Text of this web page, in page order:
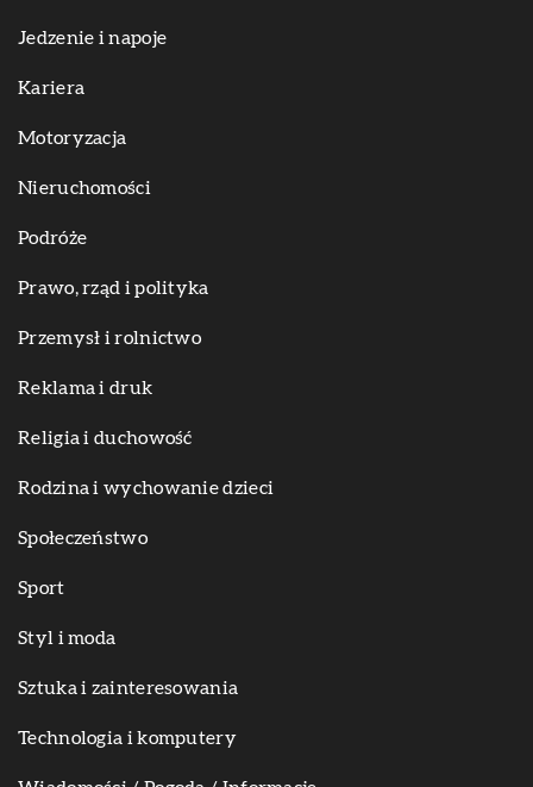
Jedzenie i napoje
Kariera
Motoryzacja
Nieruchomości
Podróże
Prawo, rząd i polityka
Przemysł i rolnictwo
Reklama i druk
Religia i duchowość
Rodzina i wychowanie dzieci
Społeczeństwo
Sport
Styl i moda
Sztuka i zainteresowania
Technologia i komputery